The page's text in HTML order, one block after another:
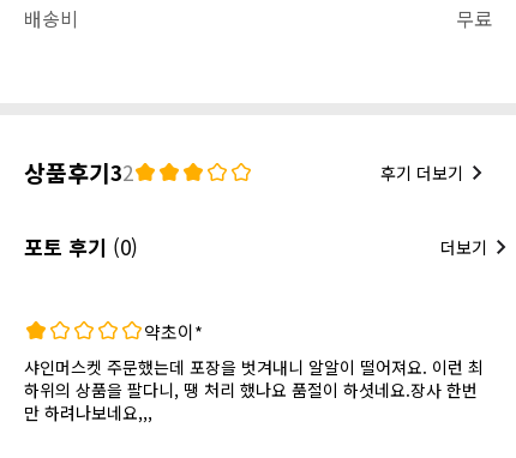
배송비
무료
상품후기32 후기 더보기
포토 후기 (0) 더보기
약초이*
샤인머스켓 주문했는데 포장을 벗겨내니 알알이 떨어져요. 이런 최
하위의 상품을 팔다니, 땡 처리 했나요 품절이 하셧네요.장사 한번
만 하려나보네요,,,